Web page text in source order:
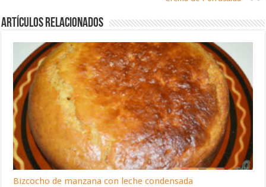
Artículos relacionados
Bizcocho de manzana con leche condensada